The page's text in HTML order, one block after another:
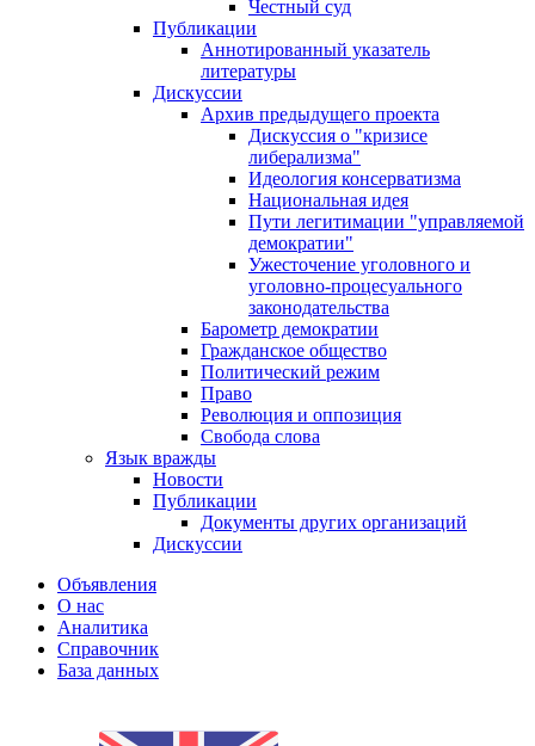
Честный суд
Публикации
Аннотированный указатель
литературы
Дискуссии
Архив предыдущего проекта
Дискуссия о "кризисе
либерализма"
Идеология консерватизма
Национальная идея
Пути легитимации "управляемой
демократии"
Ужесточение уголовного и
уголовно-процесуального
законодательства
Барометр демократии
Гражданское общество
Политический режим
Право
Революция и оппозиция
Свобода слова
Язык вражды
Новости
Публикации
Документы других организаций
Дискуссии
Объявления
О нас
Аналитика
Справочник
База данных